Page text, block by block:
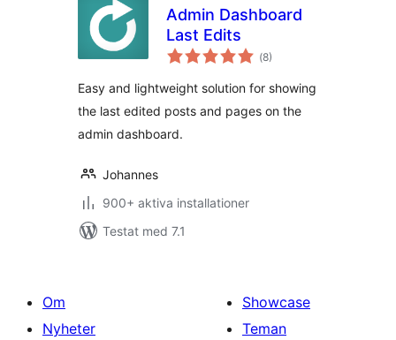
Admin Dashboard
Last Edits
(Totalt
antal
8)
Easy and lightweight solution for showing
the last edited posts and pages on the
admin dashboard.
Johannes
900+ aktiva installationer
Testat med 7.1
Om
Nyheter
Showcase
Teman